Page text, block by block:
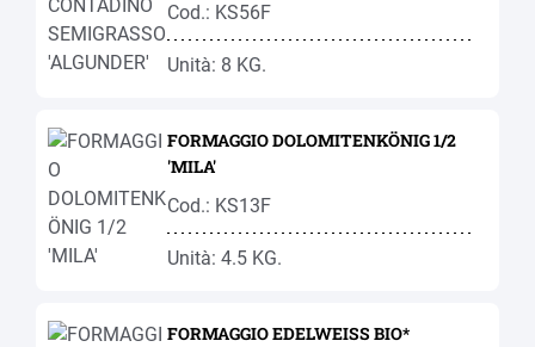
Cod.: KS56F
Unità: 8 KG.
FORMAGGIO DOLOMITENKÖNIG 1/2
'MILA'
Cod.: KS13F
Unità: 4.5 KG.
FORMAGGIO EDELWEISS BIO*